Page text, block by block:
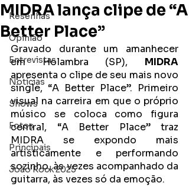
Resenhas
Opinião
Entrevistas
Notícias
Shows
Fotos
Principais
João Rock 2025
MIDRA lança clipe de “A
Better Place”
Gravado durante um amanhecer
em Holambra (SP), MIDRA
apresenta o clipe de seu mais novo
single, “A Better Place”. Primeiro
visual na carreira em que o próprio
músico se coloca como figura
central, “A Better Place” traz
MIDRA se expondo mais
artisticamente e performando
sozinho, às vezes acompanhado da
guitarra, às vezes só da emoção.